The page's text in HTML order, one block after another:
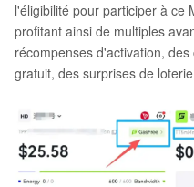
l'éligibilité pour participer à ce
profitant ainsi de multiples
récompenses d'activation,
gratuit, des surprises de